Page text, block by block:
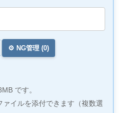
⚙️ NG管理 (0)
です。
イルを添付できます（複数選